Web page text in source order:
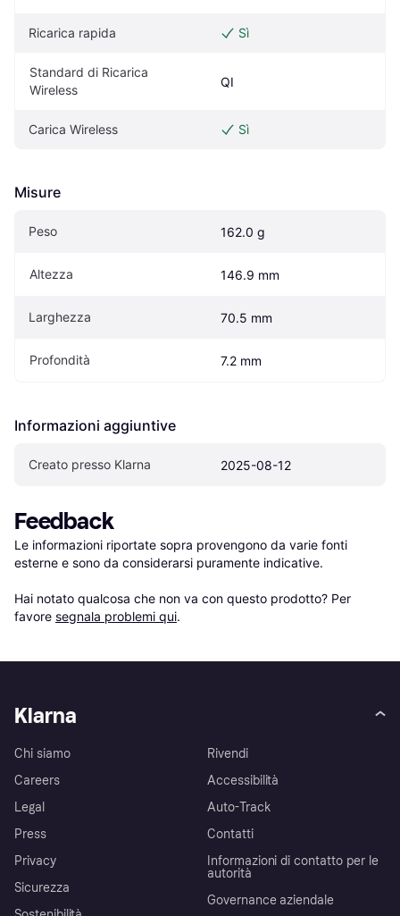
Ricarica rapida Sì
Standard di Ricarica
Wireless
QI
Carica Wireless Sì
Misure
Peso 162.0 g
Altezza 146.9 mm
Larghezza 70.5 mm
Profondità 7.2 mm
Informazioni aggiuntive
Creato presso Klarna 2025-08-12
Feedback
Le informazioni riportate sopra provengono da varie fonti
esterne e sono da considerarsi puramente indicative.
Hai notato qualcosa che non va con questo prodotto? Per
favore segnala problemi qui.
Klarna
Chi siamo
Careers
Legal
Press
Privacy
Sicurezza
Rivendi
Accessibilità
Auto-Track
Contatti
Informazioni di contatto per le
autorità
Governance aziendale